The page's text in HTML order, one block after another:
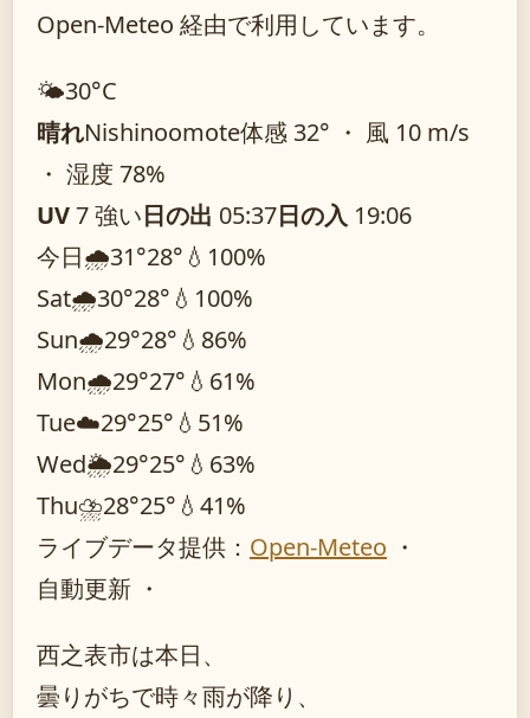
Open-Meteo 経由で利用しています。
🌤️30°C
晴れNishinoomote体感 32° ・ 風 10 m/s
・ 湿度 78%
UV7 強い日の出 05:37日の入 19:06
今日🌧️31°28° 💧100%
Sat🌧️30°28° 💧100%
Sun🌧️29°28° 💧86%
Mon🌧️29°27° 💧61%
Tue☁️29°25° 💧51%
Wed🌦️29°25° 💧63%
Thu⛈️28°25° 💧41%
ライブデータ提供： Open-Meteo ・
自動更新 ・
西之表市は本日、
曇りがちで時々雨が降り、